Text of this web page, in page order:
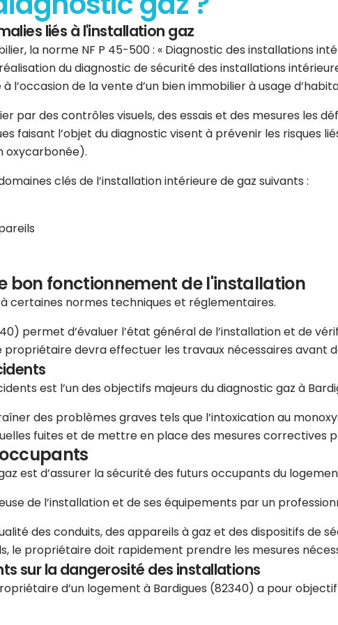
liés à l'installation gaz
la norme NF P 45-500 : « Diagnostic des installations
du diagnostic de sécurité des installations
l’occasion de la vente d’un bien immobilier à usage
par des contrôles visuels, des essais et des mesures les
faisant l’objet du diagnostic visent à prévenir les risques
oxycarbonée).
clés de l’installation intérieure de gaz suivants :
bon fonctionnement de l'installation
certaines normes techniques et réglementaires.
permet d’évaluer l’état général de l’installation et de
propriétaire devra effectuer les travaux nécessaires avant
est l’un des objectifs majeurs du diagnostic gaz à
des problèmes graves tels que l’intoxication au
fuites et de mettre en place des mesures correctives
est d’assurer la sécurité des futurs occupants du
de l’installation et de ses équipements par un
des conduits, des appareils à gaz et des dispositifs de
le propriétaire doit rapidement prendre les mesures
sur la dangerosité des installations
d’un logement à Bardigues (82340) a pour